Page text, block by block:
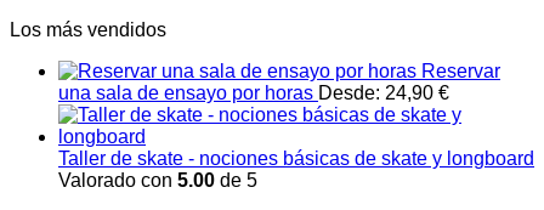
Los más vendidos
Reservar
una sala de ensayo por horas Desde: 24,90 €
Taller de skate - nociones básicas de skate y longboard
Valorado con 5.00 de 5